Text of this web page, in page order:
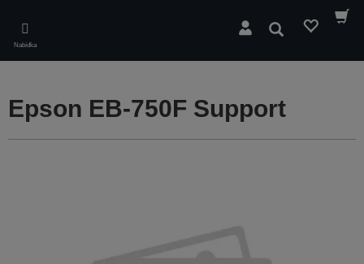
main
content
Nabídka
Hledat
Epson EB-750F Support